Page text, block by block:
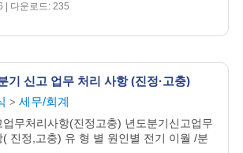
| 다운로드: 235
기 신고 업무 처리 사항 (진정·고충)
> 세무/회계
업무처리사항(진정고충) 년도분기신고업무
( 진정,고충) 유 형 별 원인별 전기 이월 /분